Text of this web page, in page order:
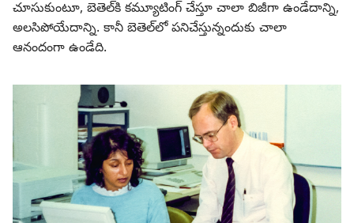
చూసుకుంటూ, బెతెల్‌కి కమ్యూటింగ్‌ చేస్తూ చాలా బిజీగా ఉండేదాన్ని,
అలసిపోయేదాన్ని. కానీ బెతెల్‌లో పనిచేస్తున్నందుకు చాలా
ఆనందంగా ఉండేది.